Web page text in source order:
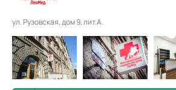
ул. Рузовская, дом 9, лит.А.